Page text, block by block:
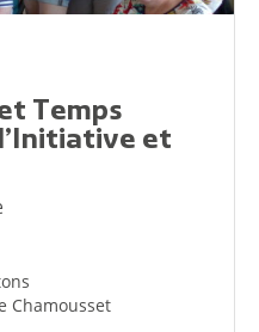
Temps
et
Chamousset